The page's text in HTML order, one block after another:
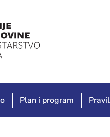
Plan i program